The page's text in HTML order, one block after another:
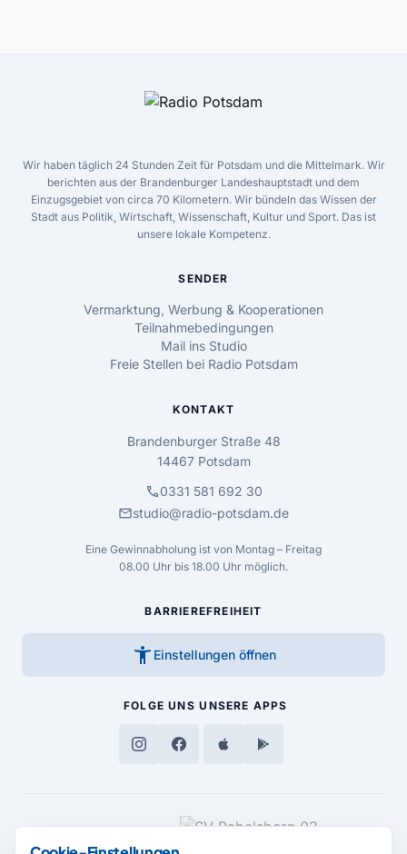
Wir haben täglich 24 Stunden Zeit für Potsdam und die Mittelmark. Wir
berichten aus der Brandenburger Landeshauptstadt und dem
Einzugsgebiet von circa 70 Kilometern. Wir bündeln das Wissen der
Stadt aus Politik, Wirtschaft, Wissenschaft, Kultur und Sport. Das ist
unsere lokale Kompetenz.
SENDER
Vermarktung, Werbung & Kooperationen
Teilnahmebedingungen
Mail ins Studio
Freie Stellen bei Radio Potsdam
KONTAKT
Brandenburger Straße 48
14467 Potsdam
call0331 581 692 30
mailstudio@radio-potsdam.de
Eine Gewinnabholung ist von Montag – Freitag
08.00 Uhr bis 18.00 Uhr möglich.
BARRIEREFREIHEIT
accessibility_new Einstellungen öffnen
FOLGE UNS UNSERE APPS
MEDIENPARTNER